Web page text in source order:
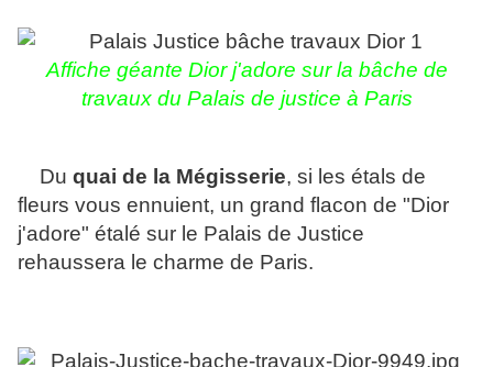
Affiche géante Dior j'adore sur la bâche de
travaux du Palais de justice à Paris
Du quai de la Mégisserie, si les étals de
fleurs vous ennuient, un grand flacon de "Dior
j'adore" étalé sur le Palais de Justice
rehaussera le charme de Paris.